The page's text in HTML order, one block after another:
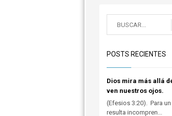
POSTS RECIENTES
Dios mira más allá
ven nuestros ojos.
(Efesios 3:20). Para
resulta incompren...